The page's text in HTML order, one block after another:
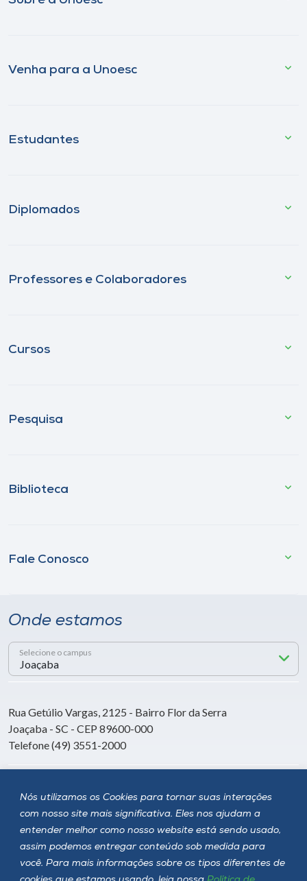
Nós utilizamos os Cookies para tornar suas interações
com nosso site mais significativa. Eles nos ajudam a
entender melhor como nosso website está sendo usado,
assim podemos entregar conteúdo sob medida para
você. Para mais informações sobre os tipos diferentes de
Venha para a Unoesc
Estudantes
Diplomados
Professores e Colaboradores
Cursos
Pesquisa
Biblioteca
Fale Conosco
Onde estamos
Selecione o campus
Rua Getúlio Vargas, 2125 - Bairro Flor da Serra
Joaçaba - SC - CEP 89600-000
Telefone (49) 3551-2000
Siga a Unoesc